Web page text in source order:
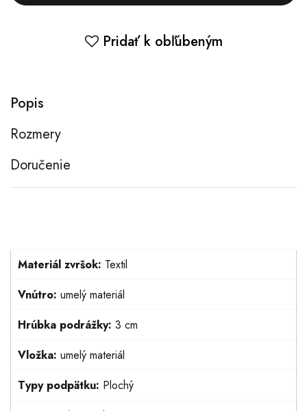
Pridať k obľúbeným
Popis
Rozmery
Doručenie
Materiál zvršok: Textil
Vnútro: umelý materiál
Hrúbka podrážky: 3 cm
Vložka: umelý materiál
Typy podpätku: Plochý